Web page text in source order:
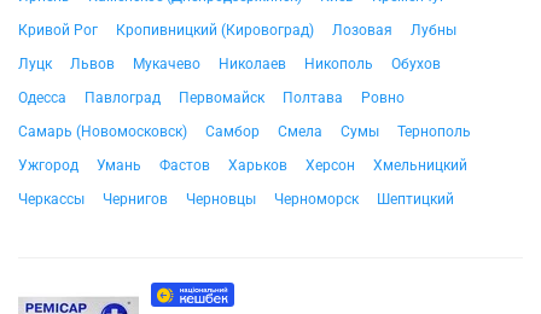
Кривой Рог
Кропивницкий (Кировоград) Лозовая
Лубны
Луцк
Львов Мукачево Николаев Никополь
Обухов
Одесса
Павлоград Первомайск Полтава
Ровно
Самарь (Новомосковск)
Самбор Смела Сумы
Тернополь
Ужгород
Умань Фастов Харьков Херсон
Хмельницкий
Черкассы
Чернигов Черновцы Черноморск Шептицкий